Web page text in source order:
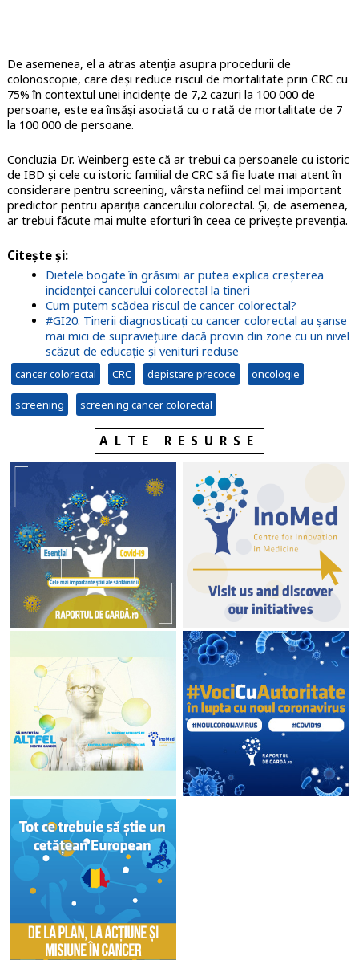
De asemenea, el a atras atenția asupra procedurii de
colonoscopie, care deși reduce riscul de mortalitate prin CRC cu
75% în contextul unei incidențe de 7,2 cazuri la 100 000 de
persoane, este ea însăși asociată cu o rată de mortalitate de 7
la 100 000 de persoane.
Concluzia Dr. Weinberg este că ar trebui ca persoanele cu istoric
de IBD și cele cu istoric familial de CRC să fie luate mai atent în
considerare pentru screening, vârsta nefiind cel mai important
predictor pentru apariția cancerului colorectal. Și, de asemenea,
ar trebui făcute mai multe eforturi în ceea ce privește prevenția.
Citește și:
Dietele bogate în grăsimi ar putea explica creșterea
incidenței cancerului colorectal la tineri
Cum putem scădea riscul de cancer colorectal?
#GI20. Tinerii diagnosticați cu cancer colorectal au șanse
mai mici de supraviețuire dacă provin din zone cu un nivel
scăzut de educație și venituri reduse
cancer colorectal CRC depistare precoce oncologie
screening screening cancer colorectal
ALTE RESURSE